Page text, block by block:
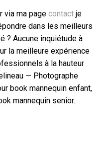
via ma page contact je
dans les meilleurs
? Aucune inquiétude à
la meilleure expérience
à la hauteur
— Photographe
book mannequin enfant,
mannequin senior.